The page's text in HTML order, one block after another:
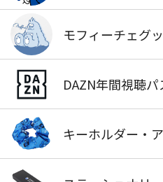
モフィーチェグ
DAZN年間視聴パ
キーホルダー・